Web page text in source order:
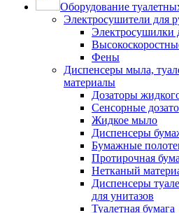
Оборудование
Электросушители для
Электросушилки
Фены
Диспенсеры мыла,
материалы
Дозаторы
Сенсорные
Жидкое мыло
Диспенсеры
Бумажные
Протирочная
Нетканый
Диспенсеры
для унитазов
Туалетная бумага